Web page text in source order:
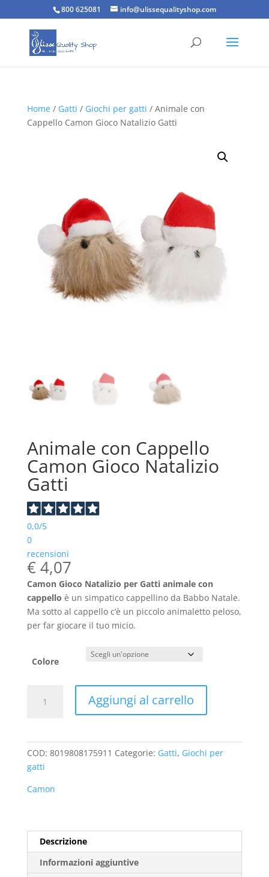
800 625081 info@ulissequalityshop.com
Home/ Gatti / Giochi per gatti / Animale con
Cappello Camon Gioco Natalizio Gatti
Animale con Cappello
Camon Gioco Natalizio
Gatti
0,0/5
0
recensioni
€4,07
Camon Gioco Natalizio per Gatti animale con
cappello è un simpatico cappellino da Babbo Natale.
Ma sotto al cappello c’è un piccolo animaletto peloso,
per far giocare il tuo micio.
Colore
Natalizio
Gatti
quantità
Aggiungi al carrello
COD: 8019808175911 Categorie: Gatti, Giochi per
gatti
Camon
Descrizione
Informazioni aggiuntive